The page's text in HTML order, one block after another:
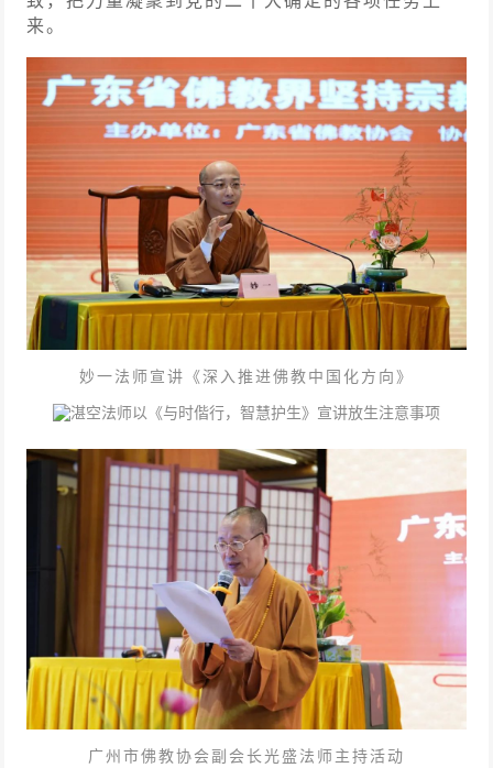
来。
妙一法师宣讲《深入推进佛教中国化方向》
湛空法师以《与时偕行，智慧护生》宣讲放生注意事项
广州市佛教协会副会长光盛法师主持活动